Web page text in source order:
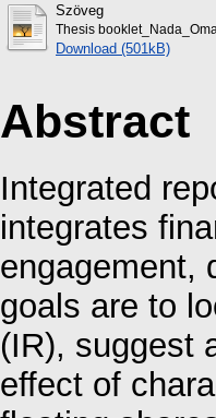
Szöveg
Thesis
Download (501kB)
Abstract
Integrated
integrates
engagement,
goals are to
(IR), suggest
effect of